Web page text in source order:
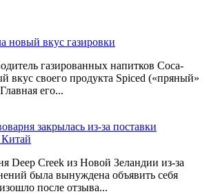
новый вкус газировки
газированных напитков Coca-
вкус своего продукта Spiced («пряный»
его...
закрылась из-за поставки
Deep Creek из Новой Зеландии из-за
была вынуждена объявить себя
после отзыва...